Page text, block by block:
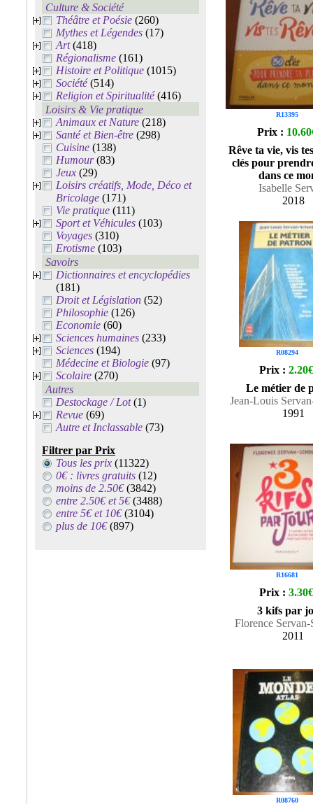
Culture & Société
Théâtre et Poésie (260)
Mythes et Légendes (17)
Art(418)
Régionalisme (161)
Histoire et Politique (1015)
Société(514)
Religion et Spiritualité(416)
Loisirs & Vie pratique
Animaux et Nature (218)
Santé et Bien-être (298)
Cuisine (138)
Humour(83)
Jeux (29)
Loisirs créatifs, Mode, Déco et
Bricolage (171)
Vie pratique (111)
Sport et Véhicules (103)
Voyages (310)
Erotisme (103)
Savoirs
Dictionnaires et encyclopédies
(181)
Droit et Législation (52)
Philosophie (126)
Economie (60)
Sciences humaines (233)
Sciences (194)
Médecine et Biologie (97)
Scolaire (270)
Autres
Destockage / Lot(1)
Revue (69)
Autre et Inclassable (73)
Filtrer par Prix
Tous les prix (11322)
0€ : livres gratuits (12)
moins de 2.50€(3842)
entre 2.50€ et 5€(3488)
entre 5€ et 10€(3104)
plus de 10€(897)
R13395
Prix :
Rêve ta vie, vis
clés pour
dans ce
Isabelle
2018
R08294
Prix : 2.20€
Le métier de
Jean-Louis
1991
R16681
Prix : 3.30€
3 kifs par
Florence Servan-
2011
R08760